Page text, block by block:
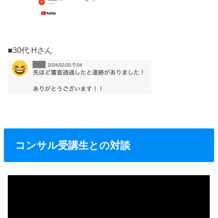
■30代 Hさん
コンサル受講生との対談